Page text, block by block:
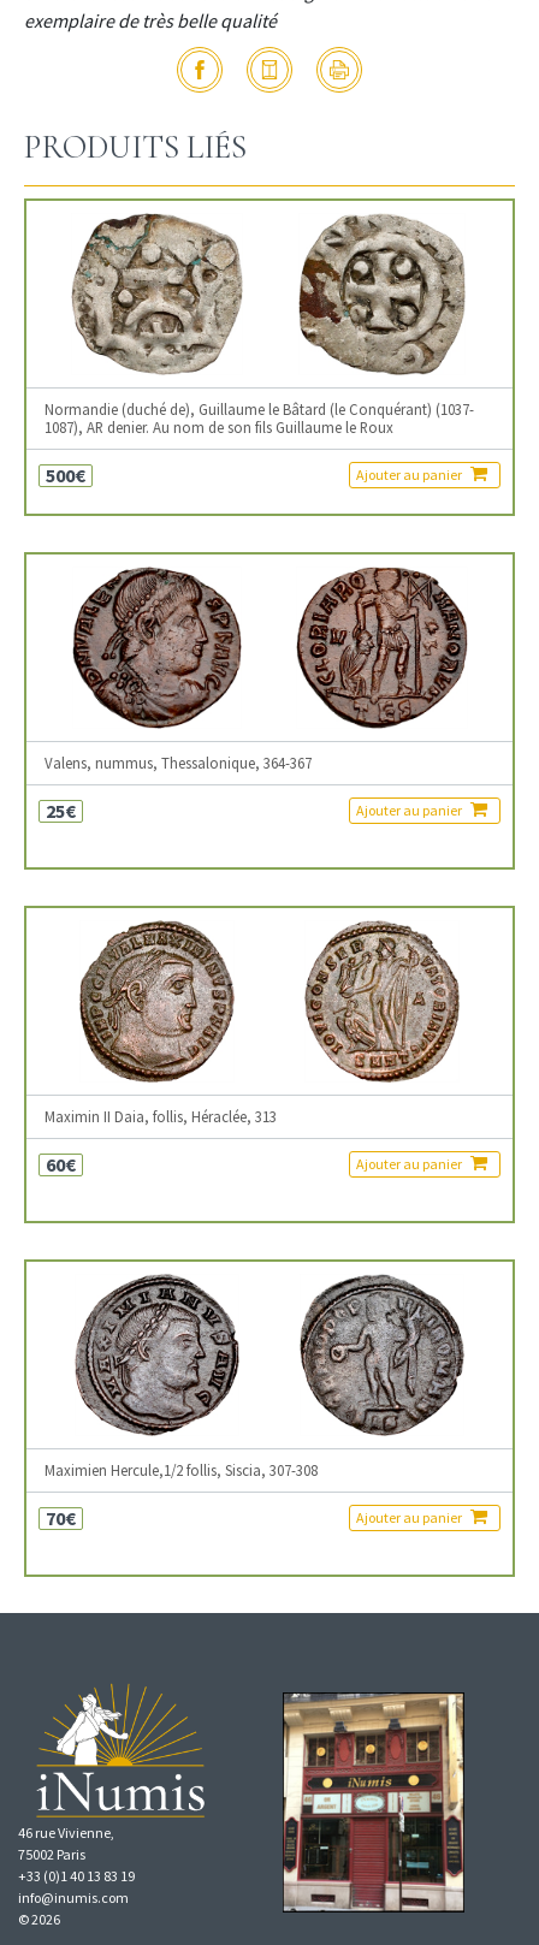
exemplaire de très belle qualité
PRODUITS LIÉS
Normandie (duché de), Guillaume le Bâtard (le Conquérant) (1037-
1087), AR denier. Au nom de son fils Guillaume le Roux
500€ Ajouter au panier
Valens, nummus, Thessalonique, 364-367
25€ Ajouter au panier
Maximin II Daia, follis, Héraclée, 313
60€ Ajouter au panier
Maximien Hercule,1/2 follis, Siscia, 307-308
70€ Ajouter au panier
46 rue Vivienne,
75002 Paris
+33 (0)1 40 13 83 19
info@inumis.com
© 2026